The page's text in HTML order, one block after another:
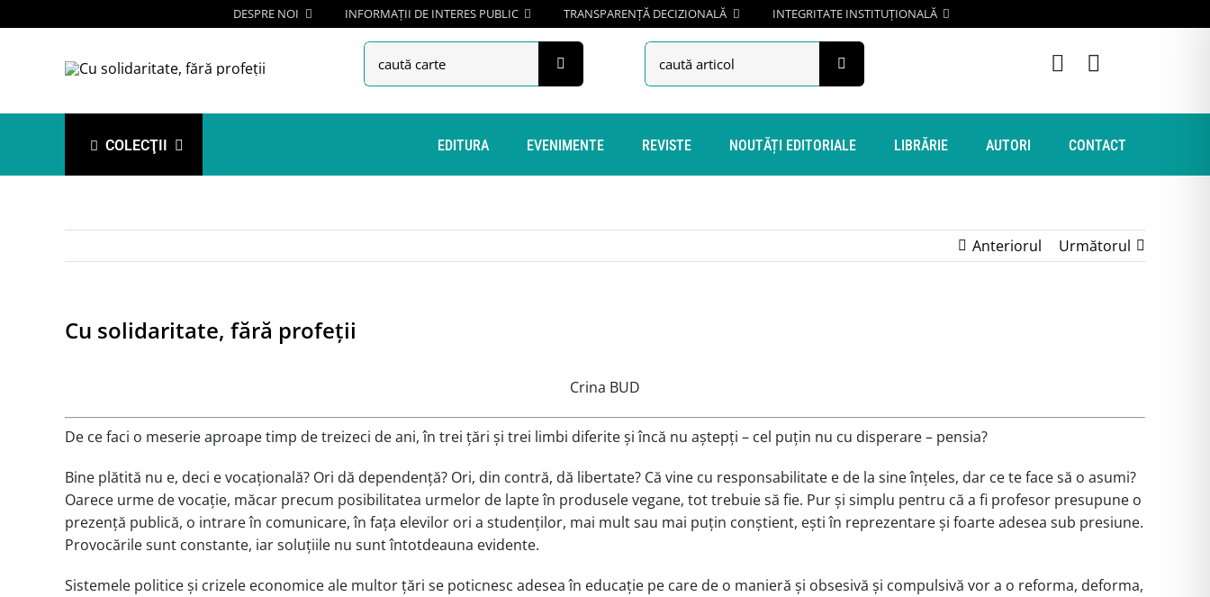
to
DESPRE NOI INFORMAȚII DE INTERES PUBLIC TRANSPARENȚĂ DECIZIONALĂ INTEGRITATE INSTITUȚIONALĂ
Search
for:
Search
for:
COLECŢII EDITURA EVENIMENTE REVISTE NOUTĂȚI EDITORIALE LIBRĂRIE AUTORI CONTACT
Anteriorul Următorul
Cu solidaritate, fără profeții
Crina BUD
De ce faci o meserie aproape timp de treizeci de ani, în trei țări și trei limbi diferite și încă nu aștepți – cel puțin nu cu disperare – pensia?
Bine plătită nu e, deci e vocațională? Ori dă dependență? Ori, din contră, dă libertate? Că vine cu responsabilitate e de la sine înțeles, dar ce te face să o asumi?
Oarece urme de vocație, măcar precum posibilitatea urmelor de lapte în produsele vegane, tot trebuie să fie. Pur și simplu pentru că a fi profesor presupune o
prezență publică, o intrare în comunicare, în fața elevilor ori a studenților, mai mult sau mai puțin conștient, ești în reprezentare și foarte adesea sub presiune.
Provocările sunt constante, iar soluțiile nu sunt întotdeauna evidente.
Sistemele politice și crizele economice ale multor țări se poticnesc adesea în educație pe care de o manieră și obsesivă și compulsivă vor a o reforma, deforma,